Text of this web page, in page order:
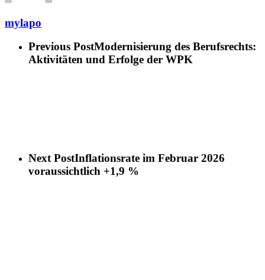
mylapo
Previous PostModernisierung des Berufsrechts:
Aktivitäten und Erfolge der WPK
Next PostInflationsrate im Februar 2026
voraussichtlich +1,9 %